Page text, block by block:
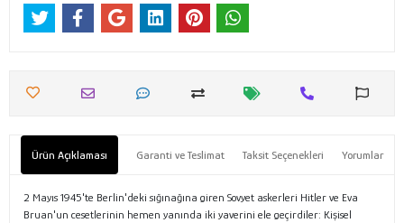
Ürün Açıklaması Garanti ve Teslimat Taksit Seçenekleri Yorumlar
2 Mayıs 1945'te Berlin'deki sığınağına giren Sovyet askerleri Hitler ve Eva
Bruan'un cesetlerinin hemen yanında iki yaverini ele geçirdiler: Kişisel